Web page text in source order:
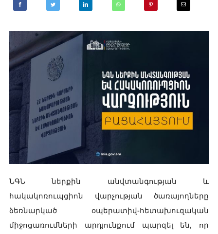
ՆԳՆ ներքին անվտանգության և
հակակոռուպցիոն վարչության ծառայողները
ձեռնարկած օպերատիվ-հետախուզական
միջոցառումների արդյունքում պարզել են, որ